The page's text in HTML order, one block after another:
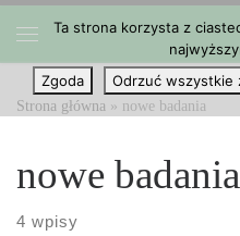
Przejdź do treści
Strona główna » nowe badania
nowe badania
4 wpisy
Ta strona korzysta z
Zgoda
Odrzuć wszystkie